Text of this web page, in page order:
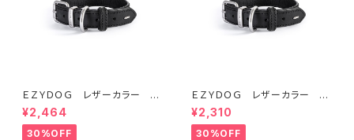
ＥＺＹＤＯＧ レザーカラー S
(全2色)
¥2,464
30%OFF
ＥＺＹＤＯＧ レザーカラー X
XS (全2色)
¥2,310
30%OFF